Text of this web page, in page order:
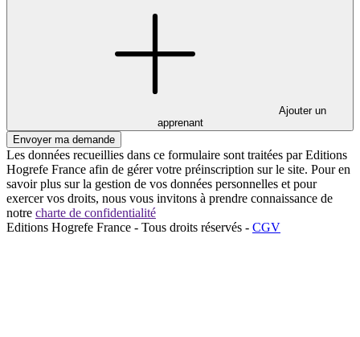
Ajouter un
apprenant
Envoyer ma demande
Les données recueillies dans ce formulaire sont traitées par Editions
Hogrefe France afin de gérer votre préinscription sur le site. Pour en
savoir plus sur la gestion de vos données personnelles et pour
exercer vos droits, nous vous invitons à prendre connaissance de
notre charte de confidentialité
Editions Hogrefe France - Tous droits réservés - CGV